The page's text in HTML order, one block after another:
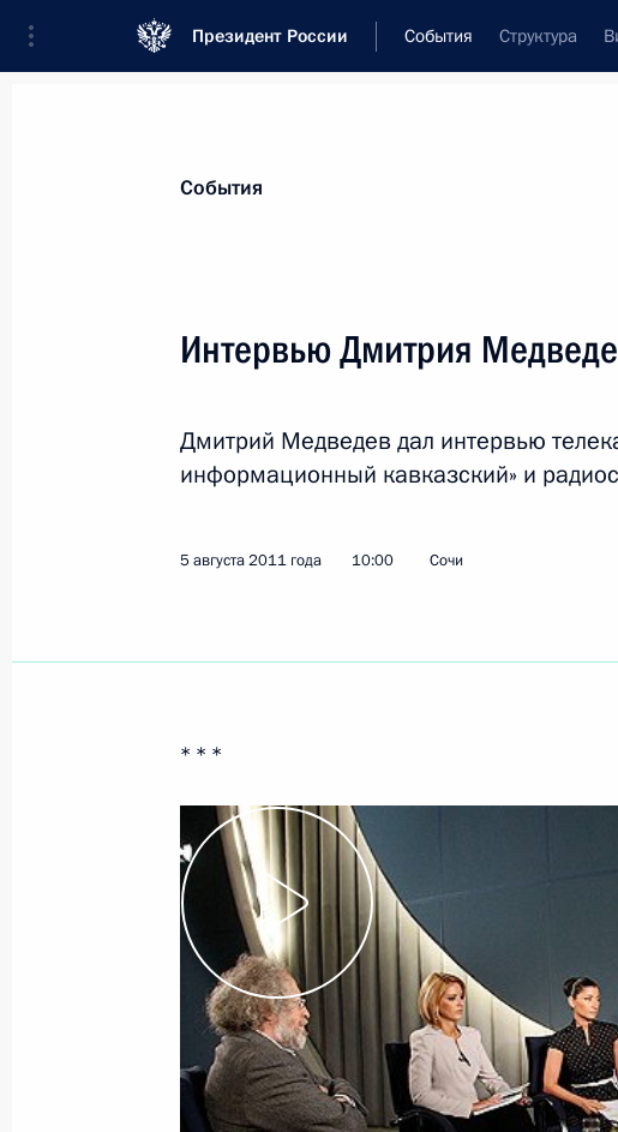
Президент России События Структура
Новости
Джоном Ки
9 августа 2011 года, 11:15
Поздравление архимандриту Иеремии с
8 августа 2011 года, понедельник
Встреча с работниками
8 августа 2011 года, 17:00
Дмитрий Медведев посетит Казахстан с
8 августа 2011 года, 14:30
Награждение отдельной бригады
События
Интервью Дмитрия
Дмитрий Медведев дал интервью
информационный кавказский» и
5 августа 2011 года 10:00 Сочи
* * *